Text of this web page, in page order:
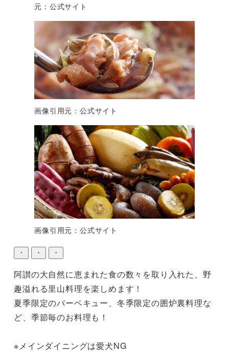
元：公式サイト
画像引用元：公式サイト
画像引用元：公式サイト
・ ・ ・
阿讃の大自然に恵まれた食の数々を取り入れた、野
趣溢れる里山料理を楽しめます！
夏季限定のバーベキュー、冬季限定の囲炉裏料理な
ど、季節毎のお料理も！
※メインダイニングは愛犬NG